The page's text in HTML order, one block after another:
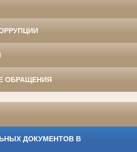
ОБРАЩЕНИЯ
ДОКУМЕНТОВ В